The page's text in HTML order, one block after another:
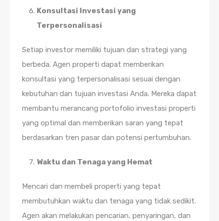
Konsultasi Investasi yang
Terpersonalisasi
Setiap investor memiliki tujuan dan strategi yang
berbeda. Agen properti dapat memberikan
konsultasi yang terpersonalisasi sesuai dengan
kebutuhan dan tujuan investasi Anda. Mereka dapat
membantu merancang portofolio investasi properti
yang optimal dan memberikan saran yang tepat
berdasarkan tren pasar dan potensi pertumbuhan.
Waktu dan Tenaga yang Hemat
Mencari dan membeli properti yang tepat
membutuhkan waktu dan tenaga yang tidak sedikit.
Agen akan melakukan pencarian, penyaringan, dan